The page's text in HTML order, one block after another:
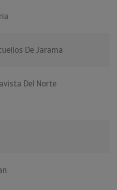
De Jarama
Del Norte